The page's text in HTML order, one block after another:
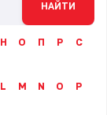
НАЙТИ
Н О П Р
С
L M N O
P